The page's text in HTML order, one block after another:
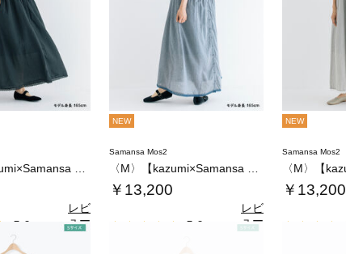
5.0
レビ
ュー
を見
NEW
Samansa Mos2
￥13,200
5.0
レビ
ュー
を見
NEW
Samansa Mos2
￥13,200